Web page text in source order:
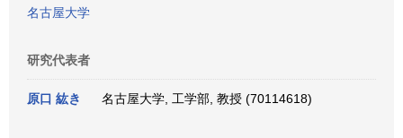
名古屋大学
研究代表者
原口 紘き 名古屋大学, 工学部, 教授 (70114618)